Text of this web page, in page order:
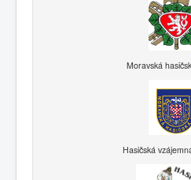
Moravská
Hasičská